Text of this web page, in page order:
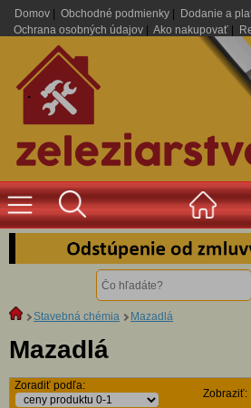
Domov Obchodné podmienky Dodanie a
Ochrana osobných údajov
Ako nakupovať
.
Stavebná chémia Mazadlá
Mazadlá
Zoradiť podľa:
Zobraziť: